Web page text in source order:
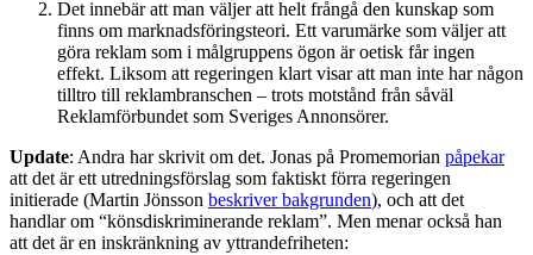
Det innebär att man väljer att helt frångå den kunskap som
finns om marknadsföringsteori. Ett varumärke som väljer att
göra reklam som i målgruppens ögon är oetisk får ingen
effekt. Liksom att regeringen klart visar att man inte har någon
tilltro till reklambranschen – trots motstånd från såväl
Reklamförbundet som Sveriges Annonsörer.
Update: Andra har skrivit om det. Jonas på Promemorian påpekar
att det är ett utredningsförslag som faktiskt förra regeringen
initierade (Martin Jönsson beskriver bakgrunden), och att det
handlar om “könsdiskriminerande reklam”. Men menar också han
att det är en inskränkning av yttrandefriheten: